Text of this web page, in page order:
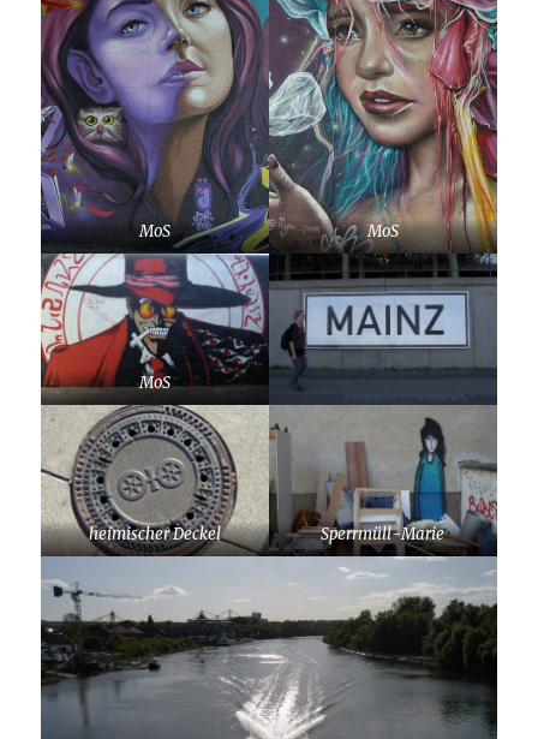
MoS MoS
MoS
heimischer Deckel Sperrmüll-Marie